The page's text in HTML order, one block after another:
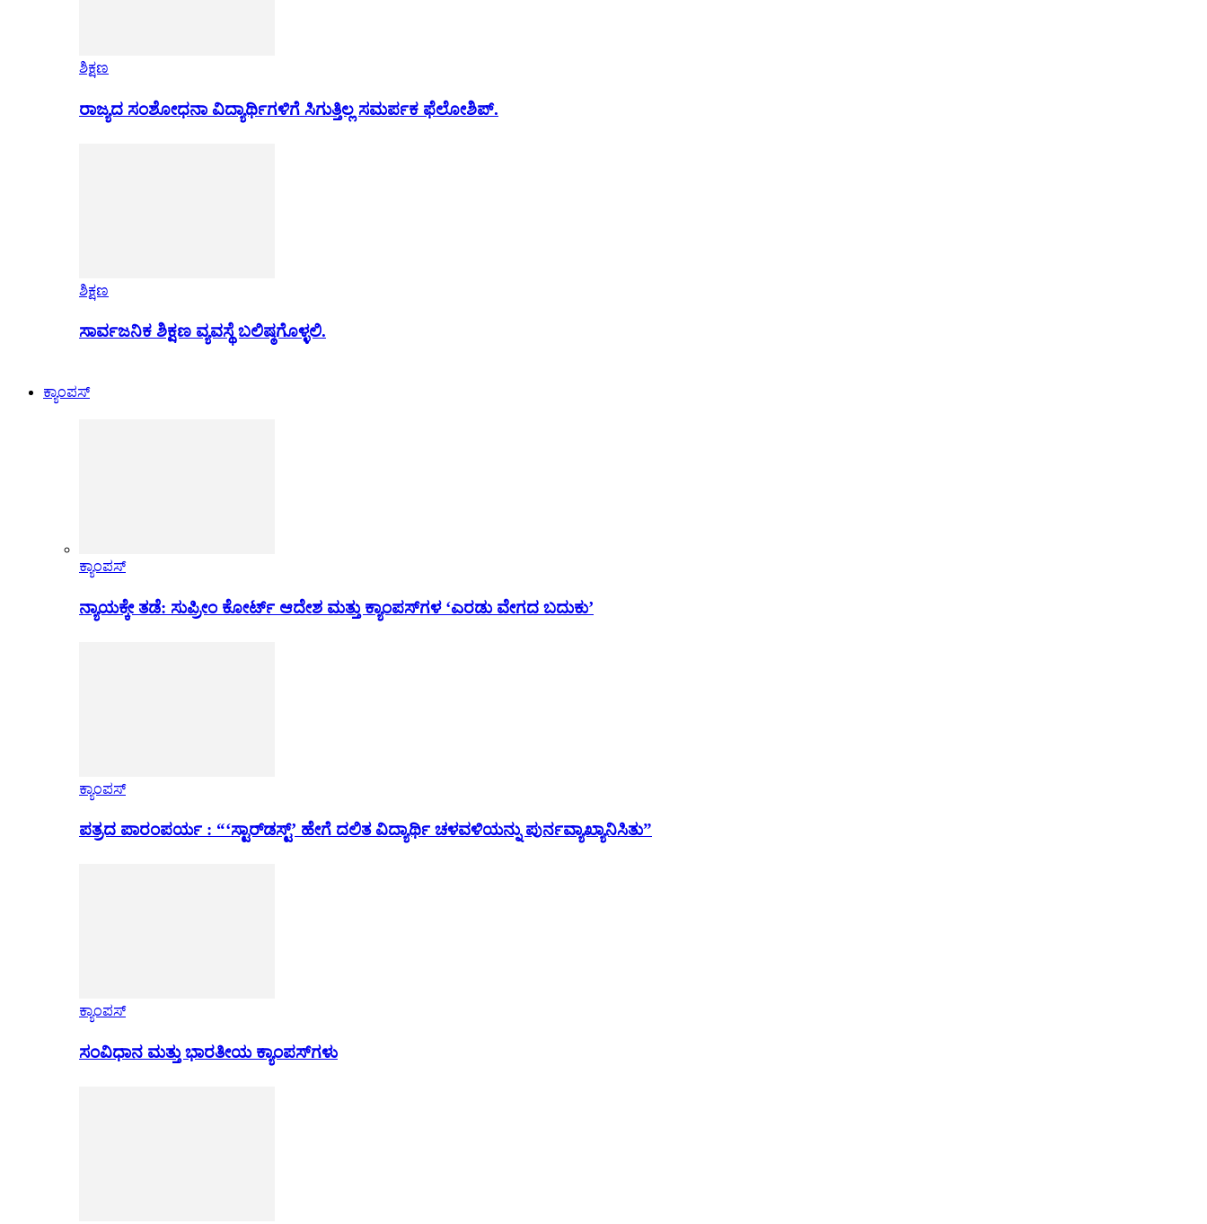
ಶಿಕ್ಷಣ
ರಾಜ್ಯದ ಸಂಶೋಧನಾ ವಿದ್ಯಾರ್ಥಿಗಳಿಗೆ ಸಿಗುತ್ತಿಲ್ಲ ಸಮರ್ಪಕ ಫೆಲೋಶಿಪ್.
ಶಿಕ್ಷಣ
ಸಾರ್ವಜನಿಕ ಶಿಕ್ಷಣ ವ್ಯವಸ್ಥೆ ಬಲಿಷ್ಠಗೊಳ್ಳಲಿ.
ಕ್ಯಾಂಪಸ್
ಕ್ಯಾಂಪಸ್
ನ್ಯಾಯಕ್ಕೇ ತಡೆ: ಸುಪ್ರೀಂ ಕೋರ್ಟ್ ಆದೇಶ ಮತ್ತು ಕ್ಯಾಂಪಸ್‌ಗಳ ‘ಎರಡು ವೇಗದ ಬದುಕು’
ಕ್ಯಾಂಪಸ್
ಪತ್ರದ ಪಾರಂಪರ್ಯ : “‘ಸ್ಟಾರ್‌ಡಸ್ಟ್’ ಹೇಗೆ ದಲಿತ ವಿದ್ಯಾರ್ಥಿ ಚಳವಳಿಯನ್ನು ಪುರ್ನವ್ಯಾಖ್ಯಾನಿಸಿತು”
ಕ್ಯಾಂಪಸ್
ಸಂವಿಧಾನ ಮತ್ತು ಭಾರತೀಯ ಕ್ಯಾಂಪಸ್‌ಗಳು